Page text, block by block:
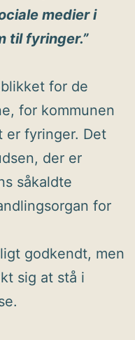
medier i
til fyringer.”
for de
for kommunen
er fyringer. Det
der er
såkaldte
for
godkendt, men
sig at stå i